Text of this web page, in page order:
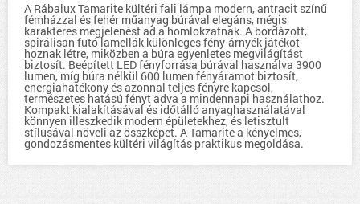
A Rábalux Tamarite kültéri fali lámpa modern, antracit színű
fémházzal és fehér műanyag búrával elegáns, mégis
karakteres megjelenést ad a homlokzatnak. A bordázott,
spirálisan futó lamellák különleges fény-árnyék játékot
hoznak létre, miközben a búra egyenletes megvilágítást
biztosít. Beépített LED fényforrása búrával használva 3900
lumen, míg búra nélkül 600 lumen fényáramot biztosít,
energiahatékony és azonnal teljes fényre kapcsol,
természetes hatású fényt adva a mindennapi használathoz.
Kompakt kialakításával és időtálló anyaghasználatával
könnyen illeszkedik modern épületekhez, és letisztult
stílusával növeli az összképet. A Tamarite a kényelmes,
gondozásmentes kültéri világítás praktikus megoldása.